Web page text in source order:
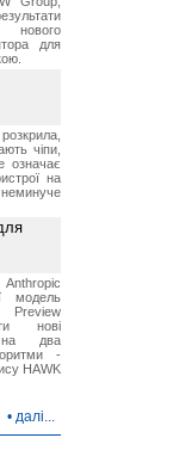
для
чіпи,
означає
на
модель
нові
два
-
HAWK
• далі...